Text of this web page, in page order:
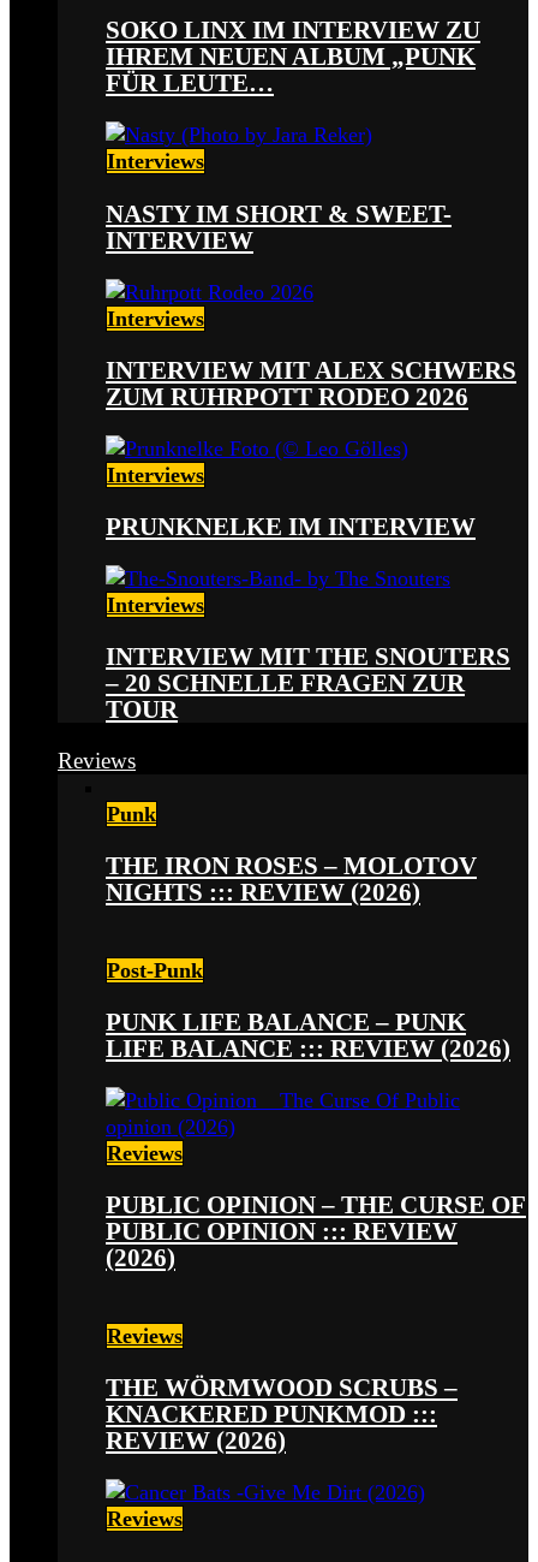
SOKO LINX IM INTERVIEW ZU
IHREM NEUEN ALBUM „PUNK
FÜR LEUTE…
Interviews
NASTY IM SHORT & SWEET-
INTERVIEW
Interviews
INTERVIEW MIT ALEX SCHWERS
ZUM RUHRPOTT RODEO 2026
Interviews
PRUNKNELKE IM INTERVIEW
Interviews
INTERVIEW MIT THE SNOUTERS
– 20 SCHNELLE FRAGEN ZUR
TOUR
Reviews
Punk
THE IRON ROSES – MOLOTOV
NIGHTS ::: REVIEW (2026)
Post-Punk
PUNK LIFE BALANCE – PUNK
LIFE BALANCE ::: REVIEW (2026)
Reviews
PUBLIC OPINION – THE CURSE OF
PUBLIC OPINION ::: REVIEW
(2026)
Reviews
THE WÖRMWOOD SCRUBS –
KNACKERED PUNKMOD :::
REVIEW (2026)
Reviews